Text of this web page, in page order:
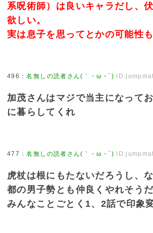
系呪術師）は良いキャラだし、
欲しい。
実は息子を思ってとかの可能性
496 ：名無しの読者さん(｀・ω・´)
加茂さんはマジで当主になって
に暮らしてくれ
477 ：名無しの読者さん(｀・ω・´)
虎杖は根にもたないだろうし、
都の男子勢とも仲良くやれそう
みんなことごとく1、2話で印象